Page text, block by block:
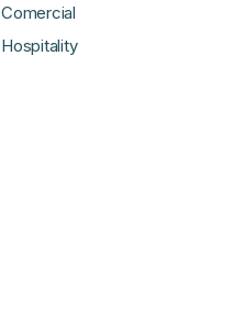
Comercial
Hospitality